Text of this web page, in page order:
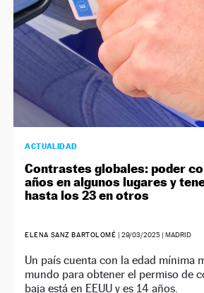
ACTUALIDAD
Contrastes globales: poder
años en algunos lugares y
hasta los 23 en otros
ELENA SANZ BARTOLOMÉ | 29/03/2025| MADRID
Un país cuenta con la edad mínima
mundo para obtener el permiso de
baja está en EEUU y es 14 años.